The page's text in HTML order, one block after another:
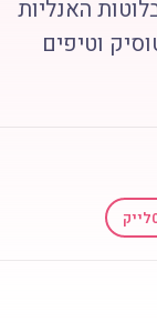
האנליות
וטיפים